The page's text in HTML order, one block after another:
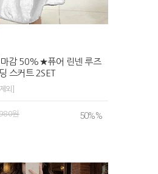
감 50%★퓨어 린넨 루즈
스커트 2SET
외]
원 50%%